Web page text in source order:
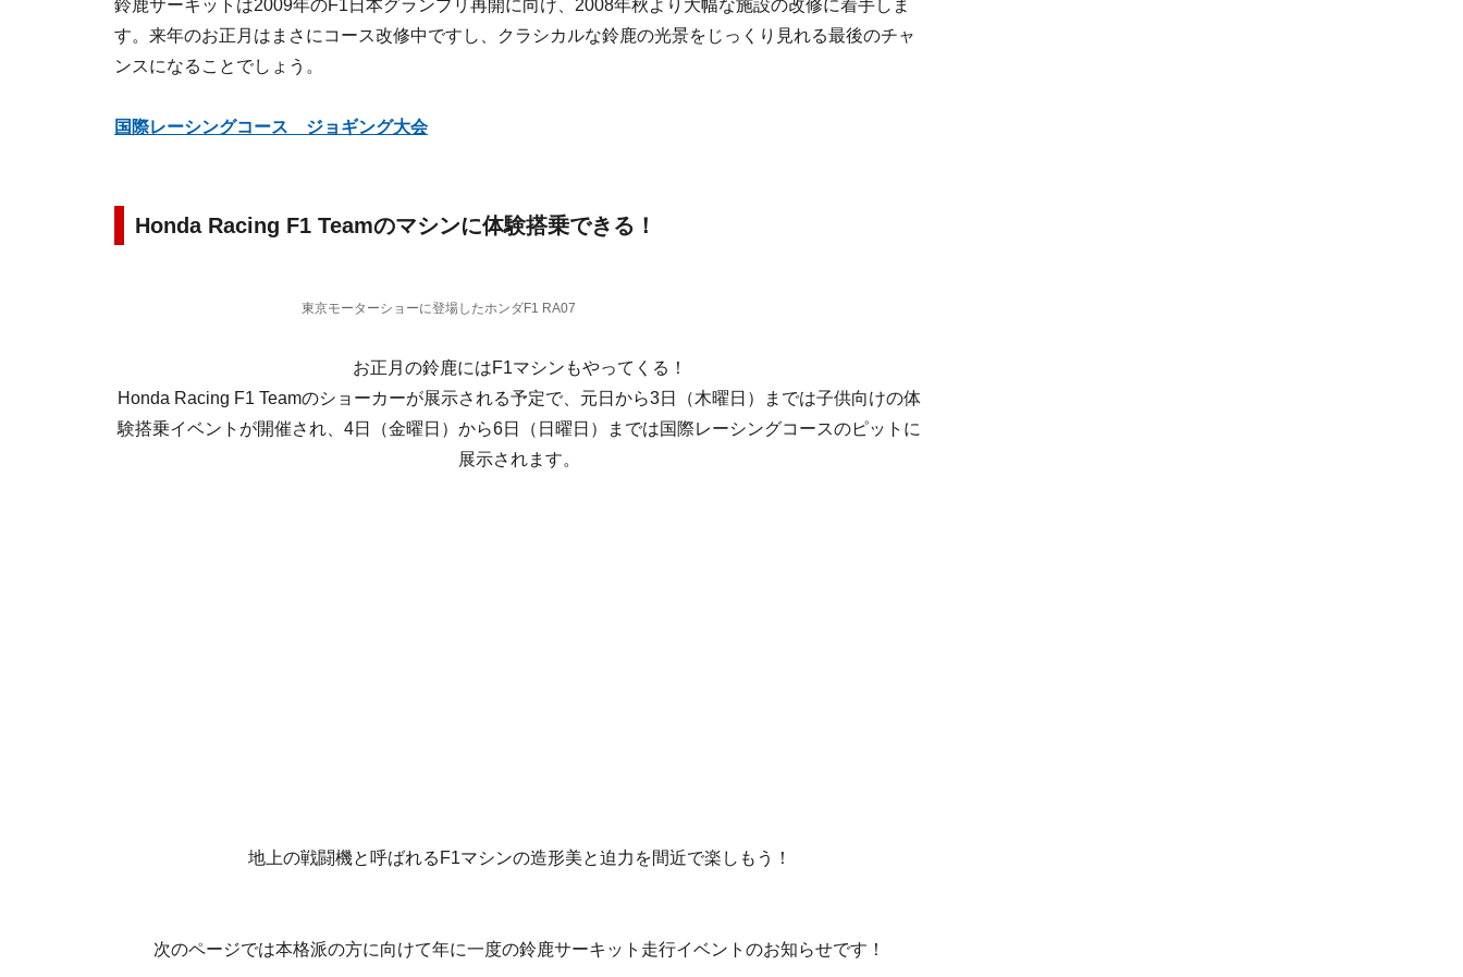
鈴鹿サーキットは2009年のF1日本グランプリ再開に向け、2008年秋より大幅な施設の改修に着手しま
す。来年のお正月はまさにコース改修中ですし、クラシカルな鈴鹿の光景をじっくり見れる最後のチャ
ンスになることでしょう。
国際レーシングコース ジョギング大会
Honda Racing F1 Teamのマシンに体験搭乗できる！
東京モーターショーに登場したホンダF1 RA07
お正月の鈴鹿にはF1マシンもやってくる！
Honda Racing F1 Teamのショーカーが展示される予定で、元日から3日（木曜日）までは子供向けの体
験搭乗イベントが開催され、4日（金曜日）から6日（日曜日）までは国際レーシングコースのピットに
展示されます。
地上の戦闘機と呼ばれるF1マシンの造形美と迫力を間近で楽しもう！
次のページでは本格派の方に向けて年に一度の鈴鹿サーキット走行イベントのお知らせです！